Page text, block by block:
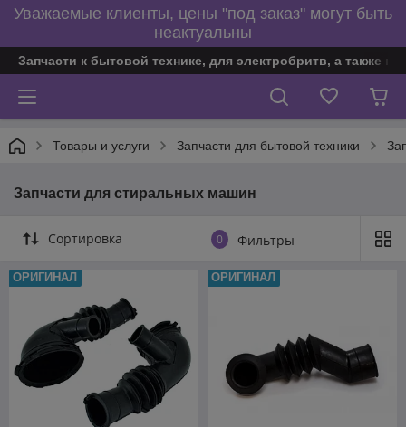
Уважаемые клиенты, цены "под заказ" могут быть
неактуальны
Запчасти к бытовой технике, для электробритв, а также
Товары и услуги Запчасти для бытовой техники
Запчасти для стиральных машин
Сортировка 0 Фильтры
ОРИГИНАЛ ОРИГИНАЛ